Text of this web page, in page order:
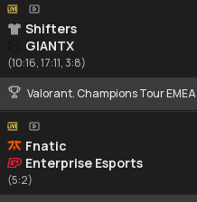
Shifters
GIANTX
(10:16, 17:11, 3:8)
Valorant. Champions Tour EMEA
Fnatic
Enterprise Esports
(5:2)